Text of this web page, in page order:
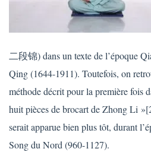
二段锦) dans un texte de l’époque
Qing (1644-1911). Toutefois, on
méthode décrit pour la première fois
huit pièces de brocart de Zhong Li
serait apparue bien plus tôt, durant
Song du Nord (960-1127).